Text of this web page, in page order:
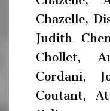
Chazelle,
Judith
Chollet,
Cordani,
Coutant,